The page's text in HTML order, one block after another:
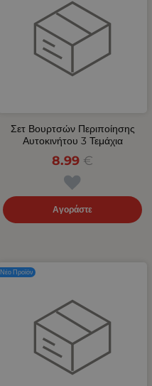
Σετ Βουρτσών Περιποίησης
Αυτοκινήτου 3 Τεμάχια
8.99 €
Αγοράστε
Νέο Προϊόν